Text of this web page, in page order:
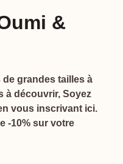
&
grandes tailles à
à découvrir, Soyez
vous inscrivant ici.
-10% sur votre